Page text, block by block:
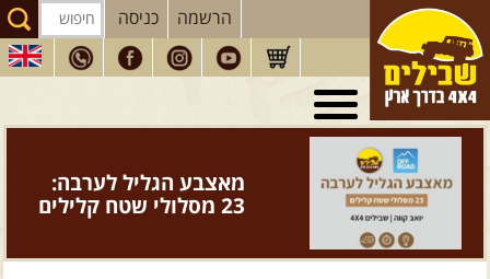
הרשמה כניסה
טיולי 4X4
בארץ
מסעות בעולם
טיוליםלרכב פנאי
הדרכותנהיגה
מאצבע הגליל לערבה:
23 מסלולי שטח קלילים